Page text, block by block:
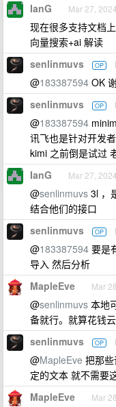
IanG Mar 27, 2024
现在很多支持文档
向量搜索+ai 解读
senlinmuvs OP
@183387594 OK
senlinmuvs OP
@183387594
讯飞也是针对开发
kimi 之前倒是试过
IanG Mar 27, 2024
@senlinmuvs 3l ，
结合他们的接口
senlinmuvs OP
@183387594 要是
导入 然后分析
MapleEve Mar
@senlinmuvs 本地
备就行。就算花钱
senlinmuvs OP
@MapleEve 把那
定的文本 就不需要
MapleEve Mar